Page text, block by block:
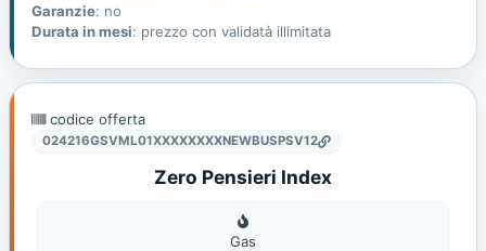
Garanzie: no
Durata in mesi: prezzo con validatà illimitata
codice offerta
024216GSVML01XXXXXXXXNEWBUSPSV12
Zero Pensieri Index
Gas
Gas